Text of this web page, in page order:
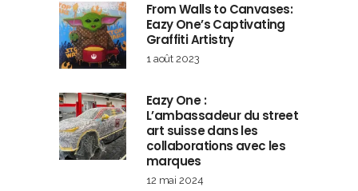
From Walls to Canvases:
Eazy One’s Captivating
Graffiti Artistry
1 août 2023
Eazy One :
L’ambassadeur du street
art suisse dans les
collaborations avec les
marques
12 mai 2024